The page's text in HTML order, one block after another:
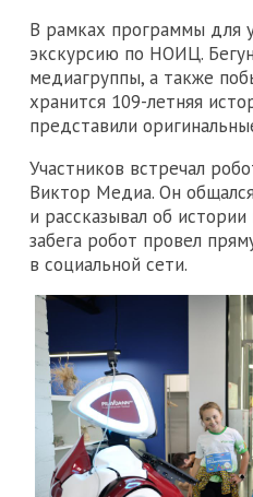
В рамках программы для
экскурсию по НОИЦ.
медиагруппы, а также
хранится 109-летняя
представили
Участников встречал
Виктор Медиа. Он
и рассказывал об
забега робот провел
в социальной сети.